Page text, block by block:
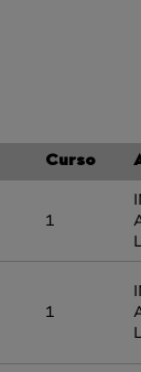
Curso
1
1